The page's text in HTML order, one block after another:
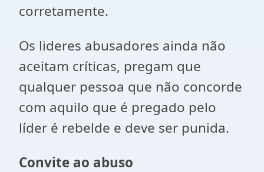
corretamente.
Os lideres abusadores ainda não
aceitam críticas, pregam que
qualquer pessoa que não concorde
com aquilo que é pregado pelo
líder é rebelde e deve ser punida.
Convite ao abuso